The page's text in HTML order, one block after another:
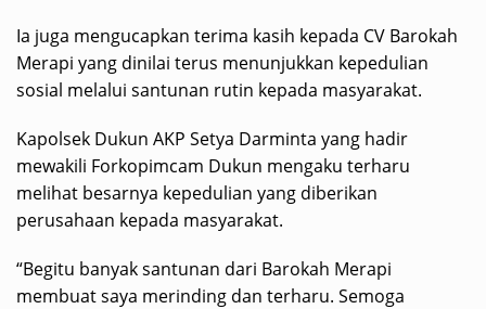
Ia juga mengucapkan terima kasih kepada CV Barokah
Merapi yang dinilai terus menunjukkan kepedulian
sosial melalui santunan rutin kepada masyarakat.
Kapolsek Dukun AKP Setya Darminta yang hadir
mewakili Forkopimcam Dukun mengaku terharu
melihat besarnya kepedulian yang diberikan
perusahaan kepada masyarakat.
“Begitu banyak santunan dari Barokah Merapi
membuat saya merinding dan terharu. Semoga